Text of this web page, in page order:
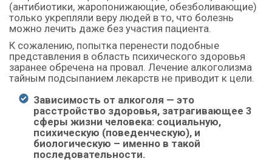
(антибиотики, жаропонижающие, обезболивающие)
только укрепляли веру людей в то, что болезнь
можно лечить даже без участия пациента.
К сожалению, попытка перенести подобные
представления в область психического здоровья
заранее обречена на провал. Лечение алкоголизма
тайным подсыпанием лекарств не приводит к цели.
Зависимость от алкоголя — это
расстройство здоровья, затрагивающее 3
сферы жизни человека: социальную,
психическую (поведенческую), и
биологическую – именно в такой
последовательности.